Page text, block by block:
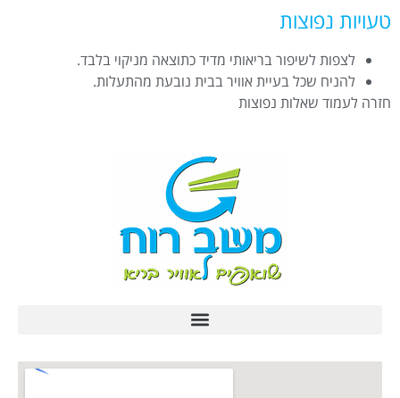
טעויות נפוצות
לצפות לשיפור בריאותי מדיד כתוצאה מניקוי בלבד.
להניח שכל בעיית אוויר בבית נובעת מהתעלות.
חזרה לעמוד שאלות נפוצות